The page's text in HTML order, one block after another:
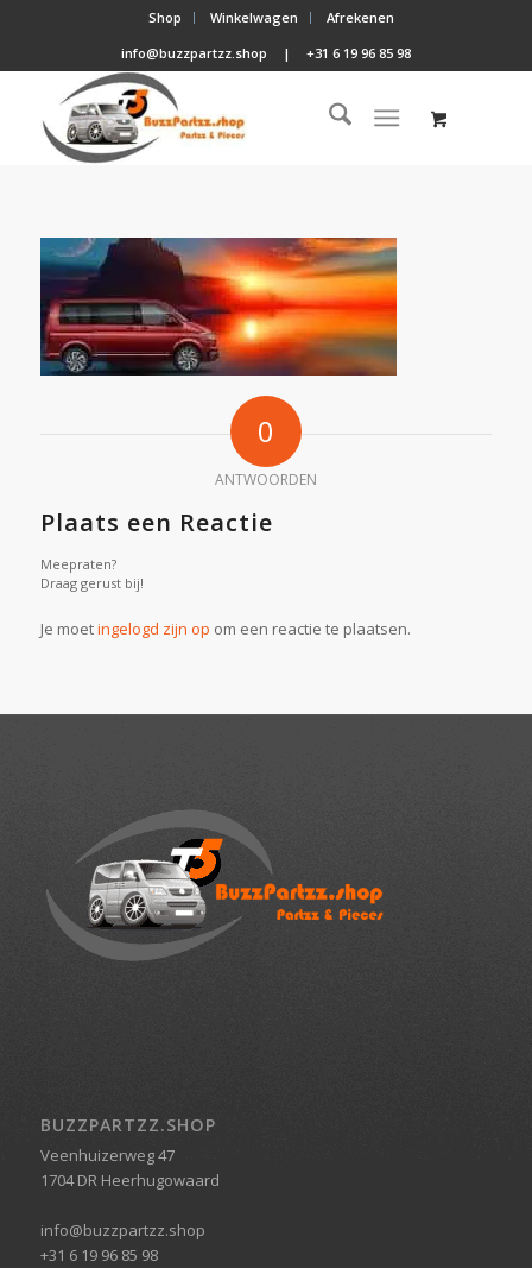
Shop Winkelwagen
Afrekenen
info@buzzpartzz.shop
| +31 6 19 96 85 98
0
ANTWOORDEN
Plaats een Reactie
Meepraten?
Draag gerust bij!
Je moetingelogd zijn op om een reactie te plaatsen.
BUZZPARTZZ.SHOP
Veenhuizerweg 47
1704 DR Heerhugowaard
info@buzzpartzz.shop
+31 6 19 96 85 98